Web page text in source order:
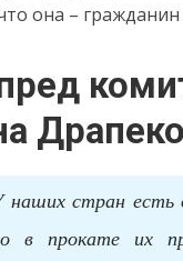
она – гражданин
наших стран есть
в прокате их